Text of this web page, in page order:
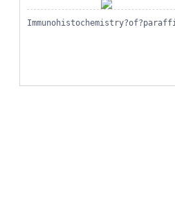
diluted at 1:6000;Lane:Rat lung